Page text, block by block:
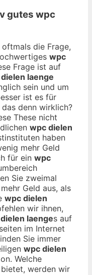
gutes wpc
die Frage,
wpc
Frage ist auf
laenge
sein und um
ist es für
denn wirklich?
These nicht
wpc dielen
haben
mehr Geld
für ein wpc
Sie zweimal
Geld aus, als
wpc dielen
wir ihnen,
laenges auf
im Internet
Sie immer
wpc dielen
Welche
werden wir